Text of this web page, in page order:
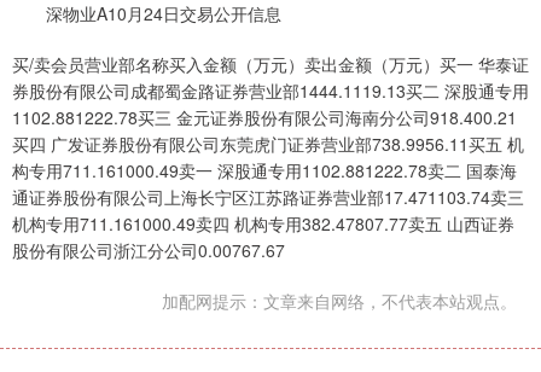
深物业A10月24日交易公开信息
买/卖会员营业部名称买入金额（万元）卖出金额（万元）买一 华泰证
券股份有限公司成都蜀金路证券营业部1444.1119.13买二 深股通专用
1102.881222.78买三 金元证券股份有限公司海南分公司918.400.21
买四 广发证券股份有限公司东莞虎门证券营业部738.9956.11买五 机
构专用711.161000.49卖一 深股通专用1102.881222.78卖二 国泰海
通证券股份有限公司上海长宁区江苏路证券营业部17.471103.74卖三
机构专用711.161000.49卖四 机构专用382.47807.77卖五 山西证券
股份有限公司浙江分公司0.00767.67
加配网提示：文章来自网络，不代表本站观点。